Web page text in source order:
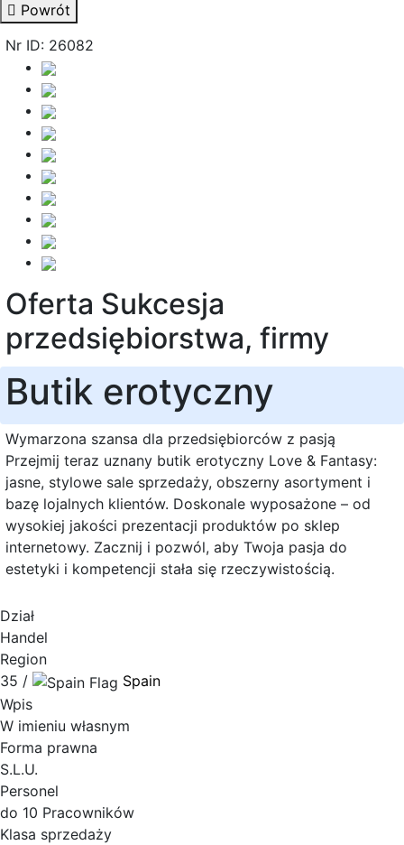
Powrót
Nr ID: 26082
Oferta Sukcesja
przedsiębiorstwa, firmy
Butik erotyczny
Wymarzona szansa dla przedsiębiorców z pasją
Przejmij teraz uznany butik erotyczny Love & Fantasy:
jasne, stylowe sale sprzedaży, obszerny asortyment i
bazę lojalnych klientów. Doskonale wyposażone – od
wysokiej jakości prezentacji produktów po sklep
internetowy. Zacznij i pozwól, aby Twoja pasja do
estetyki i kompetencji stała się rzeczywistością.
Dział
Handel
Region
35 /
Spain
Wpis
W imieniu własnym
Forma prawna
S.L.U.
Personel
do 10 Pracowników
Klasa sprzedaży